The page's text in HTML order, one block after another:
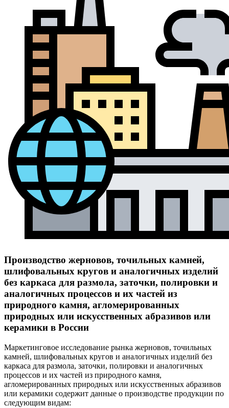
Производство жерновов, точильных камней,
шлифовальных кругов и аналогичных изделий
без каркаса для размола, заточки, полировки и
аналогичных процессов и их частей из
природного камня, агломерированных
природных или искусственных абразивов или
керамики в России
Маркетинговое исследование рынка жерновов, точильных
камней, шлифовальных кругов и аналогичных изделий без
каркаса для размола, заточки, полировки и аналогичных
процессов и их частей из природного камня,
агломерированных природных или искусственных абразивов
или керамики содержит данные о производстве продукции по
следующим видам: